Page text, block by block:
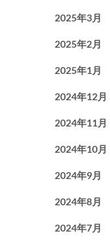
2025年3月
2025年2月
2025年1月
2024年12月
2024年11月
2024年10月
2024年9月
2024年8月
2024年7月